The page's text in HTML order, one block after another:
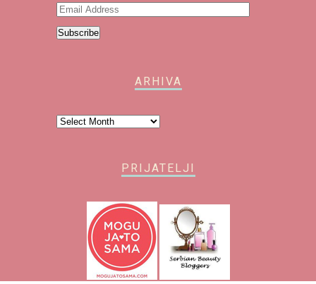
Email
Address
Subscribe
ARHIVA
Arhiva
PRIJATELJI